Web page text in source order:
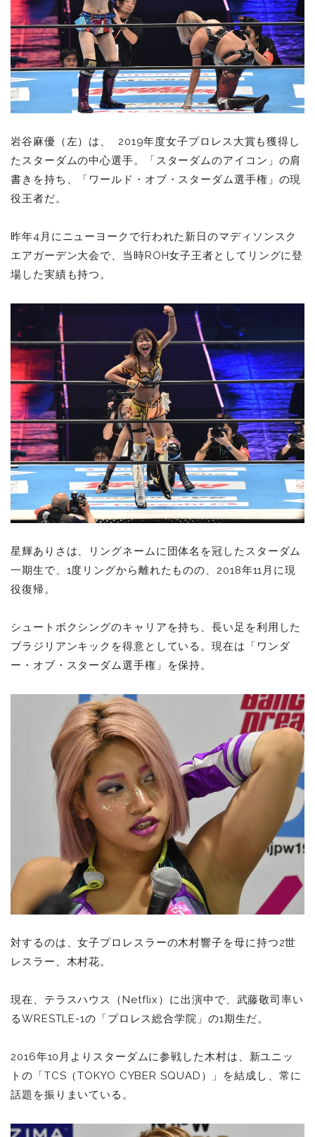
岩谷麻優（左）は、 2019年度女子プロレス大賞も獲得し
たスターダムの中心選手。「スターダムのアイコン」の肩
書きを持ち、「ワールド・オブ・スターダム選手権」の現
役王者だ。
昨年4月にニューヨークで行われた新日のマディソンスク
エアガーデン大会で、当時ROH女子王者としてリングに登
場した実績も持つ。
星輝ありさは、リングネームに団体名を冠したスターダム
一期生で、1度リングから離れたものの、2018年11月に現
役復帰。
シュートボクシングのキャリアを持ち、長い足を利用した
ブラジリアンキックを得意としている。現在は「ワンダ
ー・オブ・スターダム選手権」を保持。
対するのは、女子プロレスラーの木村響子を母に持つ2世
レスラー、木村花。
現在、テラスハウス（Netflix）に出演中で、武藤敬司率い
るWRESTLE-1の「プロレス総合学院」の1期生だ。
2016年10月よりスターダムに参戦した木村は、新ユニッ
トの「TCS（TOKYO CYBER SQUAD）」を結成し、常に
話題を振りまいている。